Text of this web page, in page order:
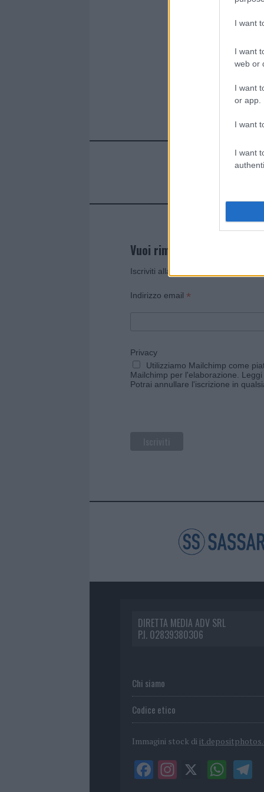
I want
I want
web or
I want
or app.
I want
I want
Vuoi rimanere sempre
Iscriviti alla newsletter di Gallura
Indirizzo email *
Privacy
Utilizziamo Mailchimp come
Mailchimp per l'elaborazione.
Potrai annullare l'iscrizione in
DIRETTA MEDIA ADV SRL
P.I. 02839380306
Chi siamo
Codice etico
Immagini stock di